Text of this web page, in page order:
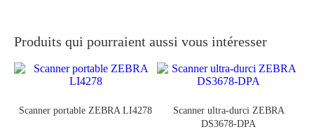
Produits qui pourraient aussi vous intéresser
Scanner portable ZEBRA LI4278
Scanner ultra-durci ZEBRA
DS3678-DPA